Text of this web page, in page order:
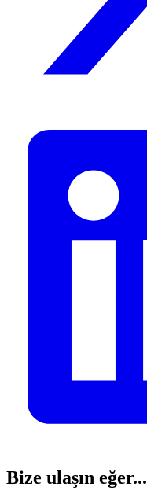
Bize ulaşın eğer...